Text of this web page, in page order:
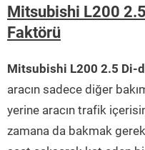
Mitsubishi L200
Faktörü
Mitsubishi L200 2.5 Di-d
aracın sadece diğer
yerine aracın trafik
zamana da bakmak